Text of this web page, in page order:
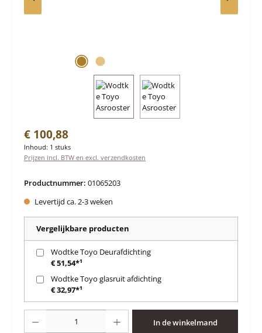
Normale prijs:
€ 100,88
Inhoud: 1 stuks
Prijzen incl. BTW en excl. verzendkosten
Productnummer: 01065203
Levertijd ca. 2-3 weken
Vergelijkbare producten
Wodtke Toyo Deurafdichting
€ 51,54*¹
Wodtke Toyo glasruit afdichting
€ 32,97*¹
In de winkelmand